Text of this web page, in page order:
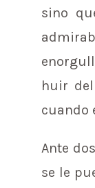
sino
huir
cuando
Ante
se le